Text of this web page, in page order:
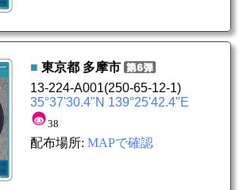
■ 東京都 多摩市
13-224-A001(250-65-12-1)
35°37'30.4"N 139°25'42.4"E
38
配布場所: MAPで確認